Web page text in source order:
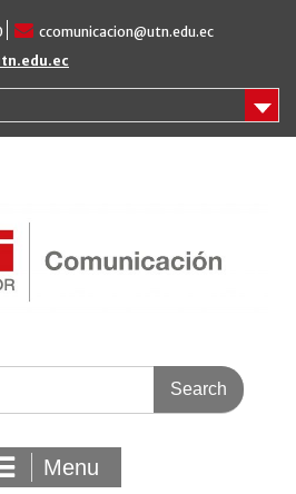
ccomunicacion@utn.edu.ec
Menu